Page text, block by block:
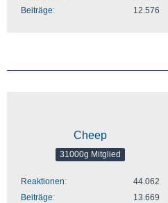
Beiträge
12.576
Cheep
31000g Mitglied
Reaktionen
44.062
Beiträge
13.669